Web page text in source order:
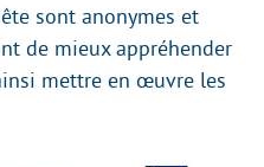
sont anonymes et
de mieux appréhender
mettre en œuvre les